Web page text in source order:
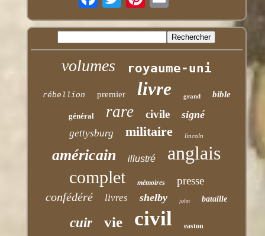
volumes royaume-uni
rébellion premier livre grand bible
général rare civile signé
gettysburg militaire lincoln
américain illustré anglais
complet mémoires presse
confédéré livres shelby john bataille
cuir vie civil easton